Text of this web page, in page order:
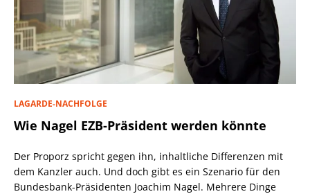
LAGARDE-NACHFOLGE
Wie Nagel EZB-Präsident werden könnte
Der Proporz spricht gegen ihn, inhaltliche Differenzen mit
dem Kanzler auch. Und doch gibt es ein Szenario für den
Bundesbank-Präsidenten Joachim Nagel. Mehrere Dinge